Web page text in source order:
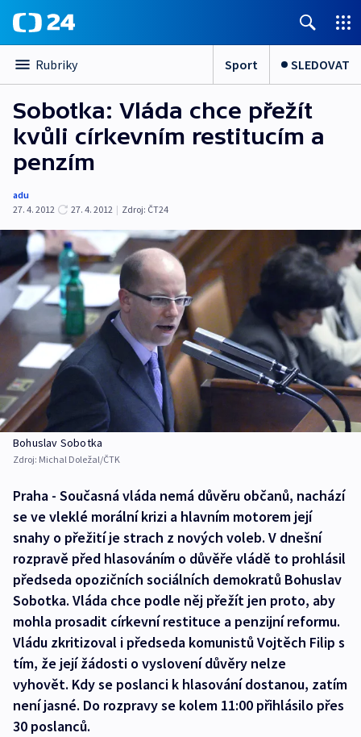
Rubriky Sport SLEDOVAT
Sobotka: Vláda chce přežít
kvůli církevním restitucím a
penzím
adu
27. 4. 2012
27. 4. 2012 | Zdroj: ČT24
Bohuslav Sobotka
Zdroj: Michal Doležal/ČTK
Praha - Současná vláda nemá důvěru občanů, nachází
se ve vleklé morální krizi a hlavním motorem její
snahy o přežití je strach z nových voleb. V dnešní
rozpravě před hlasováním o důvěře vládě to prohlásil
předseda opozičních sociálních demokratů Bohuslav
Sobotka. Vláda chce podle něj přežít jen proto, aby
mohla prosadit církevní restituce a penzijní reformu.
Vládu zkritizoval i předseda komunistů Vojtěch Filip s
tím, že její žádosti o vyslovení důvěry nelze
vyhovět. Kdy se poslanci k hlasování dostanou, zatím
není jasné. Do rozpravy se kolem 11:00 přihlásilo přes
30 poslanců.